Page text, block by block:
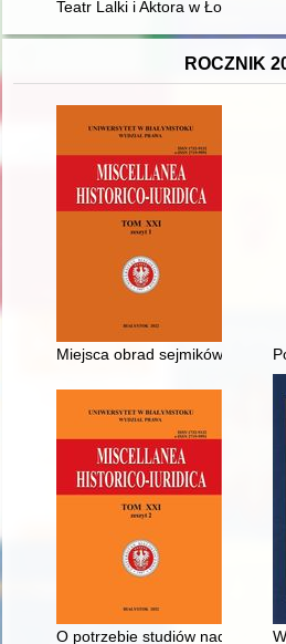
Teatr Lalki i Aktora w Łomży : 35
ROCZNIK
Miejsca obrad sejmików i
O potrzebie studiów nad